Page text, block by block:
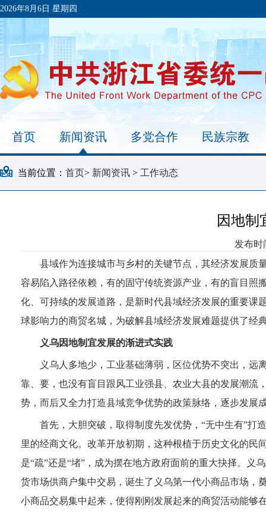
2026年8月6日 星期四
首页 新闻资讯 多党合作 民族宗教
当前位置： 首页> 新闻资讯 > 工作动态
因地制
发布
县域作为连接城市与乡村的关键节点，其经济发展质
容易陷入路径依赖，有的固守传统资源产业，有的盲目照
化、可持续的发展道路，是新时代县域经济发展的重要课
球影响力的商贸名城，为破解县域经济发展难题提供了经
义乌因地制宜发展的渐进式实践
义乌人多地少，工业基础薄弱，区位优势不突出，
靠、要，也没有盲目跟风工业强县、农业大县的发展潮流
势，而后又全力打造县域竞争优势的政策脉络，逐步发展
首先，大胆突破，取得制度先发优势，“无中生有”打
里的经商文化。改革开放初期，这种根植于历史文化的
是“疏”还是“堵”，成为摆在地方政府面前的重大抉择。义
货市场供商户集中交易，诞生了义乌第一代小商品市场，
小商品交易集中起来，使得刚刚发展起来的商贸活动能够